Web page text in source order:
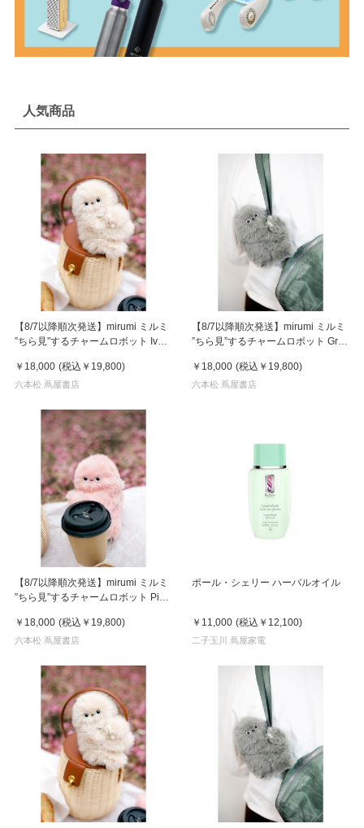
人気商品
【8/7以降順次発送】mirumi ミルミ
”ちら見”するチャームロボット Ivory
￥18,000 (税込 ￥19,800)
六本松 蔦屋書店
【8/7以降順次発送】mirumi ミルミ
”ちら見”するチャームロボット Gray
￥18,000 (税込 ￥19,800)
六本松 蔦屋書店
【8/7以降順次発送】mirumi ミルミ
”ちら見”するチャームロボット Pink
￥18,000 (税込 ￥19,800)
六本松 蔦屋書店
ポール・シェリー ハーバルオイル
￥11,000 (税込 ￥12,100)
二子玉川 蔦屋家電